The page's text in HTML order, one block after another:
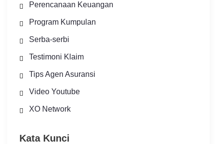
Perencanaan Keuangan
Program Kumpulan
Serba-serbi
Testimoni Klaim
Tips Agen Asuransi
Video Youtube
XO Network
Kata Kunci